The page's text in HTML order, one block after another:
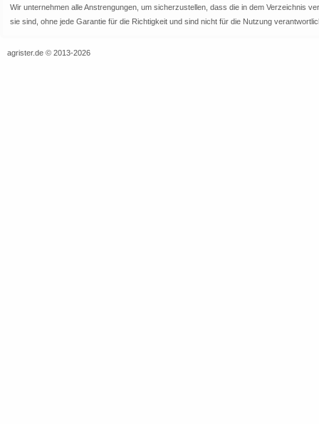
Wir unternehmen alle Anstrengungen, um sicherzustellen, dass die in dem Verzeichnis
sie sind, ohne jede Garantie für die Richtigkeit und sind nicht für die Nutzung
agrister.de © 2013-2026